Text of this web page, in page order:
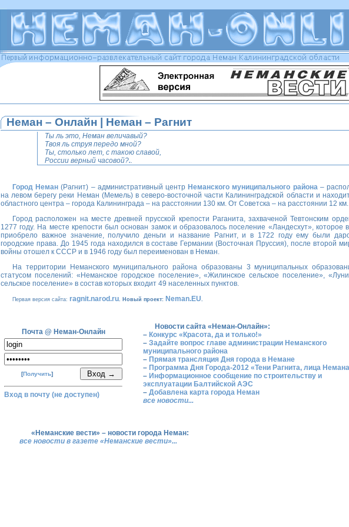
Неман – Онлайн | Неман – Рагнит
Ты ль это, Неман величавый?
Твоя ль струя передо мной?
Ты, столько лет, с такою славой,
России верный часовой?..
Город Неман (Рагнит) – административный центр Неманского муниципального района–
на левом берегу реки Неман (Мемель) в северо-восточной части Калининградской области и
областного центра – города Калининграда – на расстоянии 130 км. От Советска – на расстоянии 12 км.
Город расположен на месте древней прусской крепости Раганита, захваченой Тевтонским
1277 году. На месте крепости был основан замок и образовалось поселение «Ландесхут», которое
приобрело важное значение, получилоденьги и название Рагнит, и в 1722 году ему были
городские права. До 1945 годанаходился в составе Германии (Восточная Пруссия), после второй
войны отошел к СССР и в 1946 году был переименован в Неман.
На территории Неманского муниципального района образованы 3 муниципальных
статусом поселений: «Неманское городское поселение», «Жилинское сельское поселение»,
сельское поселение» в состав которых входит 49 населенных пунктов.
Первая версия сайта: ragnit.narod.ru. Новый проект: Neman.EU.
Почта @ Неман-Онлайн
[Получить]
Вход в почту (не доступен)
Новости сайта «Неман-Онлайн»:
– Конкурс «Красота, да и только!»
– Задайте вопрос главе администрации Неманского
муниципального района
– Прямая трансляция Дня города в Немане
– Программа Дня Города-2012 «Тени Рагнита, лица
– Информационное сообщение по строительству и
эксплуатации Балтийской АЭС
– Добавлена карта города Неман
все новости...
«Неманские вести» – новости города Неман:
все новости в газете «Неманские вести»...